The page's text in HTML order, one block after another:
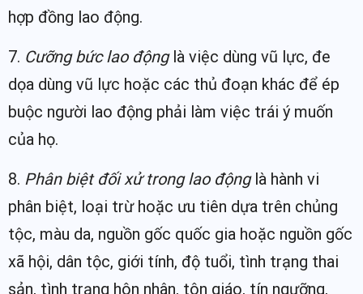
hợp đồng lao động.
7. Cưỡng bức lao độnglà việc dùng vũ lực, đe
dọa dùng vũ lực hoặc các thủ đoạn khác để ép
buộc người lao động phải làm việc trái ý muốn
của họ.
8. Phân biệt đối xử trong lao độnglà hành vi
phân biệt, loại trừ hoặc ưu tiên dựa trên chủng
tộc, màu da, nguồn gốc quốc gia hoặc nguồn gốc
xã hội, dân tộc, giới tính, độ tuổi, tình trạng thai
sản, tình trạng hôn nhân, tôn giáo, tín ngưỡng,